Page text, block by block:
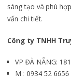
sáng tạo và phù
vấn chi tiết.
Công ty TNHH
VP ĐÀ NẴNG:
M : 0934 52